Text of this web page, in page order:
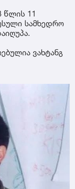
წლის 11
სამხედრო
ვახტანგ